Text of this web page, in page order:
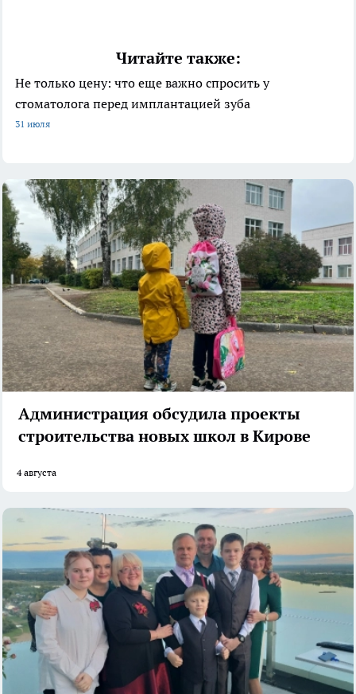
Читайте также:
Не только цену: что еще важно спросить у
стоматолога перед имплантацией зуба
31 июля
Администрация обсудила проекты
строительства новых школ в Кирове
4 августа